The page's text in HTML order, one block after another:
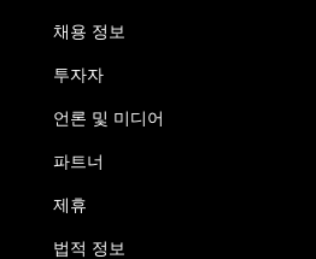
채용 정보
투자자
언론 및 미디어
파트너
제휴
법적 정보